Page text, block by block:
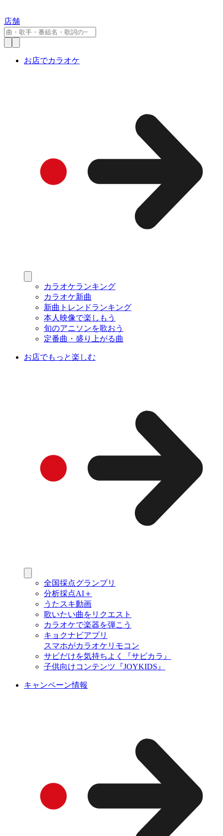
店舗
お店でカラオケ
カラオケランキング
カラオケ新曲
新曲トレンドランキング
本人映像で楽しもう
旬のアニソンを歌おう
定番曲・盛り上がる曲
お店でもっと楽しむ
全国採点グランプリ
分析採点AI＋
うたスキ動画
歌いたい曲をリクエスト
カラオケで楽器を弾こう
キョクナビアプリ
スマホがカラオケリモコン
サビだけを気持ちよく『サビカラ』
子供向けコンテンツ『JOYKIDS』
キャンペーン情報